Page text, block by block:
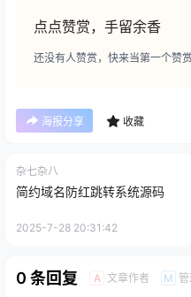
点点赞赏，手留余香
还没有人赞赏，快来当第一个赞赏
海报分享 收藏
杂七杂八
简约域名防红跳转系统源码
2025-7-28 20:31:42
0 条回复 A 文章作者 M